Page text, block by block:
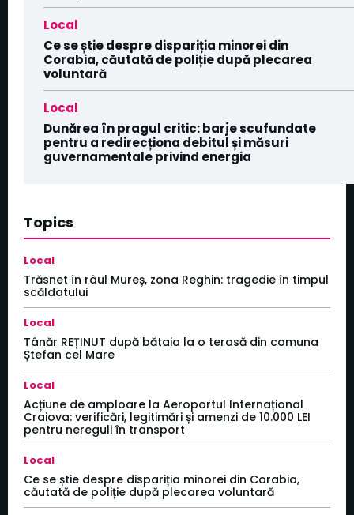
Local
Ce se știe despre dispariția minorei din
Corabia, căutată de poliție după plecarea
voluntară
Local
Dunărea în pragul critic: barje scufundate
pentru a redirecționa debitul și măsuri
guvernamentale privind energia
Topics
Local
Trăsnet în râul Mureș, zona Reghin: tragedie în timpul
scăldatului
Local
Tânăr REȚINUT după bătaia la o terasă din comuna
Ștefan cel Mare
Local
Acțiune de amploare la Aeroportul Internațional
Craiova: verificări, legitimări și amenzi de 10.000 LEI
pentru nereguli în transport
Local
Ce se știe despre dispariția minorei din Corabia,
căutată de poliție după plecarea voluntară